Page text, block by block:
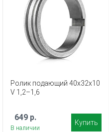
Ролик подающий 40х32х10
V 1,2–1,6
649 р.
В наличии
Купить